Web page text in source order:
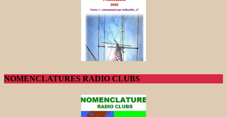
NOMENCLATURES RADIO CLUBS